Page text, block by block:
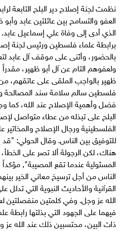
نظمت لجنة إصلاح دير البلح التابعة
العفو والتسامح بين عائلتين عابد
الذي أدى إلى وفاة علي إسماعيل
برابطة علماء فلسطين ورئيس لجنة
بالحضور، وأثنى على موقف آل عابد
ولعفوهم التام عن آل أبو ظهير، مقدراً
ظهير بالواجب الملقى على عاتقهم،
فلسطين سالم سلامة سند المصالحة
فضل وأهمية الإصلاح عند الله، كما
البلح على تبذله من عطاء متواصل
الفلسطينية ورجال الإصلاح
للتوفيق بين الناس. وقال الحولي:
هناك، لكن الرجولة ألا تصر على
المسئولية عندما تقع المصيبة",
الناس من أجل ترسيخ معاني الخير
القرآنية والأحاديث النبوية التي
الله عز وجل. وفي كلمتين منفصلتين
فيهما على الجهود التي بذلتها
ذات البين، محتسبين ذلك عند الله عز